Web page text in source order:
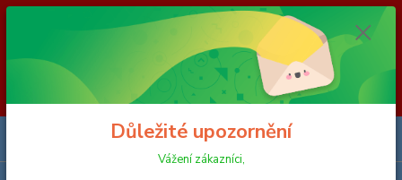
Vážení zákazníci, v termínu od 8. 8. 2026 do 23. 8. 2026 nebude z
důvodu čerpání dovolené probíhat expedice objednávek a bude omezen
provoz e-shopu HRACKYNABYTEK.CZ. Objednávky přijaté, nebo
uhrazené do čtvrtka 6. 8. 2026 budou expedovány v pátek 7. 8. 2026.
Objednávky přijaté, nebo uhrazené od pátku 7. 8. 2026 do neděle 23. 8.
2026 budou postupně expedovány od pondělí 24. 8. 2026. Děkujeme za
pochopení HRACKYNABYTEK.CZ
Důležité upozornění
Vážení zákazníci,